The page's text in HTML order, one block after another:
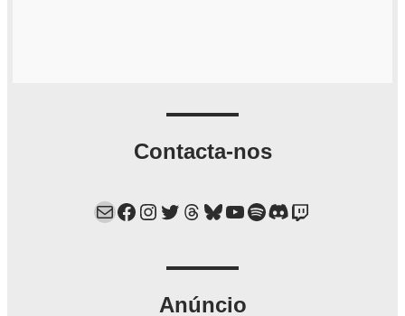
Contacta-nos
Mail Facebook Instagram Twitter Threads Bluesky YouTube Spotify Discord Twitch
Anúncio